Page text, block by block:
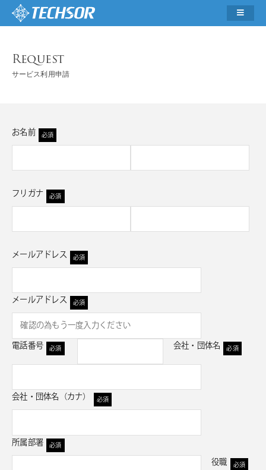
Request
サービス利用申請
必須
お名前
必須
フリガナ
必須
メールアドレス
必須
メールアドレス
必須
電話番号 必須
会社・団体名
必須
会社・団体名（カナ）
必須
所属部署
必須
役職